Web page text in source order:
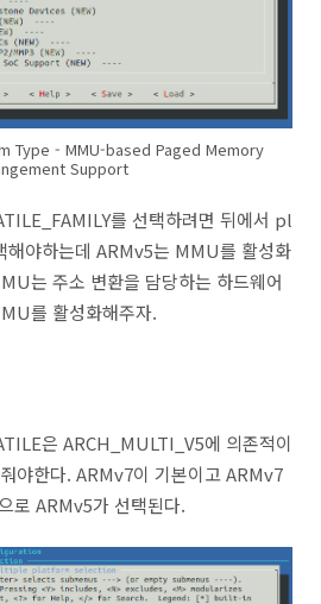
Type - MMU-based Paged Memory
Support
를 선택하려면 뒤에서 pl
야하는데 ARMv5는 MMU를 활성화
는 주소 변환을 담당하는 하드웨어
를 활성화해주자.
은 ARCH_MULTI_V5에 의존적이
야한다. ARMv7이 기본이고 ARMv7
로 ARMv5가 선택된다.